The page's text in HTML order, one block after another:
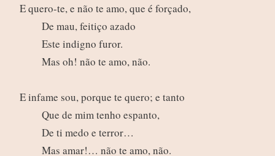
E quero-te, e não te amo, que é forçado,
De mau, feitiço azado
Este indigno furor.
Mas oh! não te amo, não.
E infame sou, porque te quero; e tanto
Que de mim tenho espanto,
De ti medo e terror…
Mas amar!… não te amo, não.